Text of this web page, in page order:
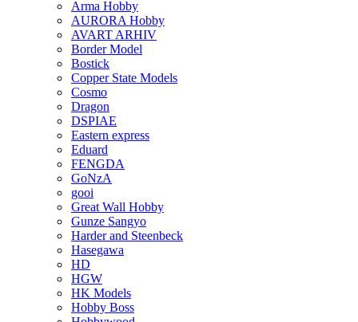
Arma Hobby
AURORA Hobby
AVART ARHIV
Border Model
Bostick
Copper State Models
Cosmo
Dragon
DSPIAE
Eastern express
Eduard
FENGDA
GoNzA
gooi
Great Wall Hobby
Gunze Sangyo
Harder and Steenbeck
Hasegawa
HD
HGW
HK Models
Hobby Boss